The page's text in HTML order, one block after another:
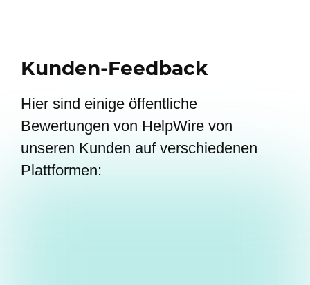
Kunden-Feedback
Hier sind einige öffentliche
Bewertungen von HelpWire von
unseren Kunden auf verschiedenen
Plattformen: